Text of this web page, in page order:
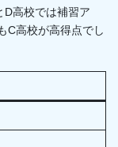
D高校では補習ア
C高校が高得点でし